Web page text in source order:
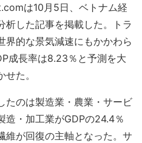
は10月5日、ベトナム経
析した記事を掲載した。トラ
界的な景気減速にもかかわら
成長率は8.23％と予測を大
せた。
たのは製造業・農業・サービ
造・加工業がGDPの24.4％
維が回復の主軸となった。サ